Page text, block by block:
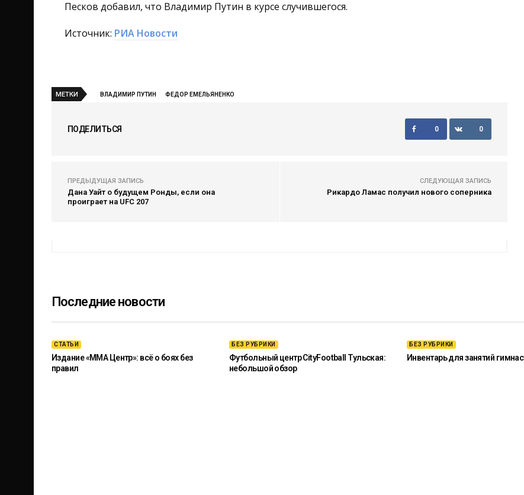
Песков добавил, что Владимир Путин в курсе случившегося.
Источник: РИА Новости
МЕТКИ ВЛАДИМИР ПУТИН ФЕДОР ЕМЕЛЬЯНЕНКО
ПОДЕЛИТЬСЯ 0 0
ПРЕДЫДУЩАЯ ЗАПИСЬ
Дана Уайт о будущем Ронды, если она
проиграет на UFC 207
СЛЕДУЮЩАЯ ЗАПИСЬ
Рикардо Ламас получил нового соперника
Последние новости
СТАТЬИ
Издание «ММА Центр»: всё о боях без
правил
БЕЗ РУБРИКИ
Футбольный центр CityFootball Тульская:
небольшой обзор
БЕЗ РУБРИКИ
Инвентарь для занятий